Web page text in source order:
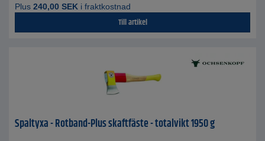
Plus 240,00 SEK i fraktkostnad
Till artikel
Spaltyxa - Rotband-Plus skaftfäste - totalvikt 1950 g